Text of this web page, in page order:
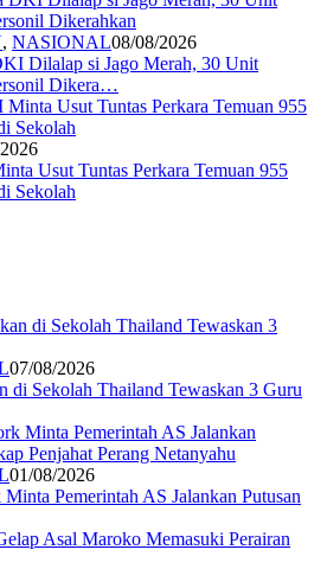
, NASIONAL08/08/2026
Dilalap si Jago Merah, 30 Unit
Dikera…
Usut Tuntas Perkara Temuan 955
Sekolah
07/08/2026
di Sekolah Thailand Tewaskan 3 Guru
01/08/2026
Pemerintah AS Jalankan Putusan